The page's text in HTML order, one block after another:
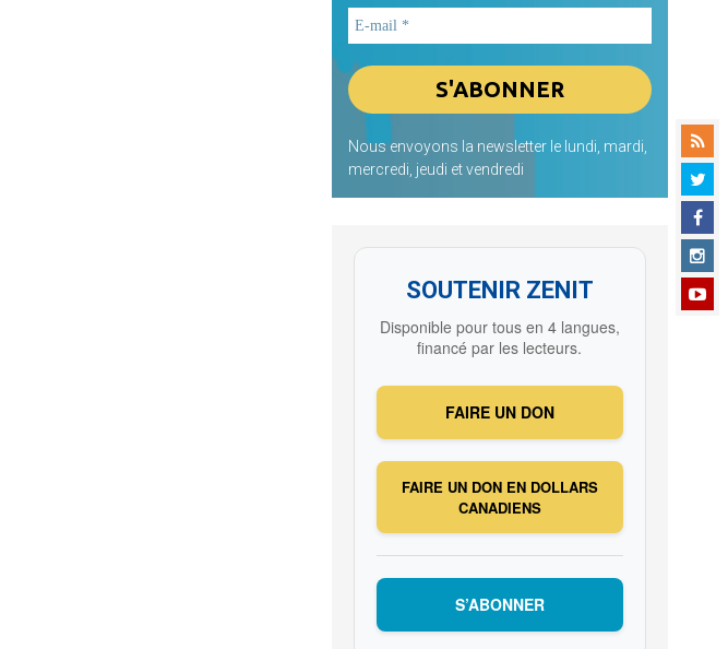
Nous envoyons la newsletter le lundi, mardi,
mercredi, jeudi et vendredi
SOUTENIR ZENIT
Disponible pour tous en 4 langues,
financé par les lecteurs.
FAIRE UN DON
FAIRE UN DON EN DOLLARS
CANADIENS
S’ABONNER